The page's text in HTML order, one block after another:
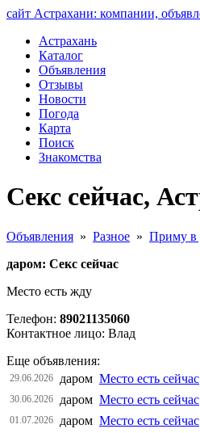
сайт Астрахани: компании,
Астрахань
Каталог
Объявления
Отзывы
Новости
Погода
Карта
Поиск
Знакомства
Секс сейчас,
Объявления » Разное » Приму в
даром: Секс сейчас
Место есть жду
Телефон: 89021135060
Контактное лицо: Влад
Еще объявления:
29.06.2026 даром Место есть сейчас
30.06.2026 даром Место есть сейчас
01.07.2026 даром Место есть сейчас